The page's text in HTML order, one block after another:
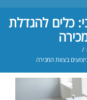
כלים להגדלת
/
בצוות המכירה